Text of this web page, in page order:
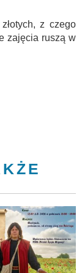
z czego
zajęcia ruszą w